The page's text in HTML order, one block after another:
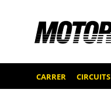
CARRER CIRCUITS